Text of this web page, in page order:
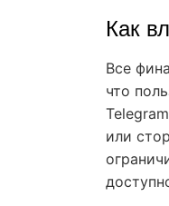
Как
Все
что
или